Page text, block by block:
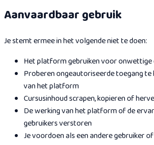
Aanvaardbaar gebruik
Je stemt ermee in het volgende niet te doen:
Het platform gebruiken voor onwettige
Proberen ongeautoriseerde toegang
van het platform
Cursusinhoud scrapen, kopieren of
De werking van het platform of de
gebruikers verstoren
Je voordoen als een andere gebruiker